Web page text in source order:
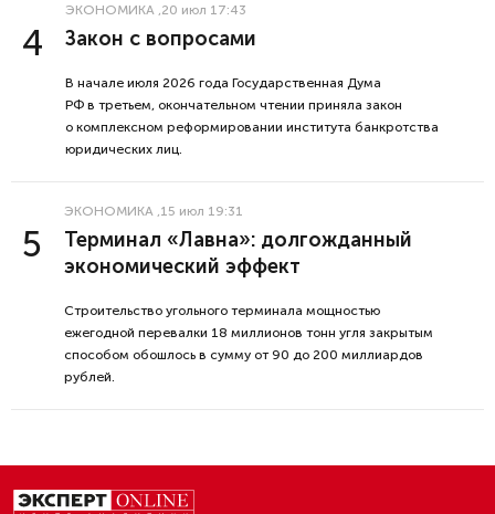
ЭКОНОМИКА ,20 июл 17:43
Закон с вопросами
В начале июля 2026 года Государственная Дума
РФ в третьем, окончательном чтении приняла закон
о комплексном реформировании института банкротства
юридических лиц.
ЭКОНОМИКА ,15 июл 19:31
Терминал «Лавна»: долгожданный
экономический эффект
Строительство угольного терминала мощностью
ежегодной перевалки 18 миллионов тонн угля закрытым
способом обошлось в сумму от 90 до 200 миллиардов
рублей.